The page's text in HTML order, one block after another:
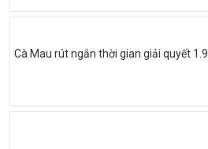
Cà Mau rút ngắn thời gian giải quyết